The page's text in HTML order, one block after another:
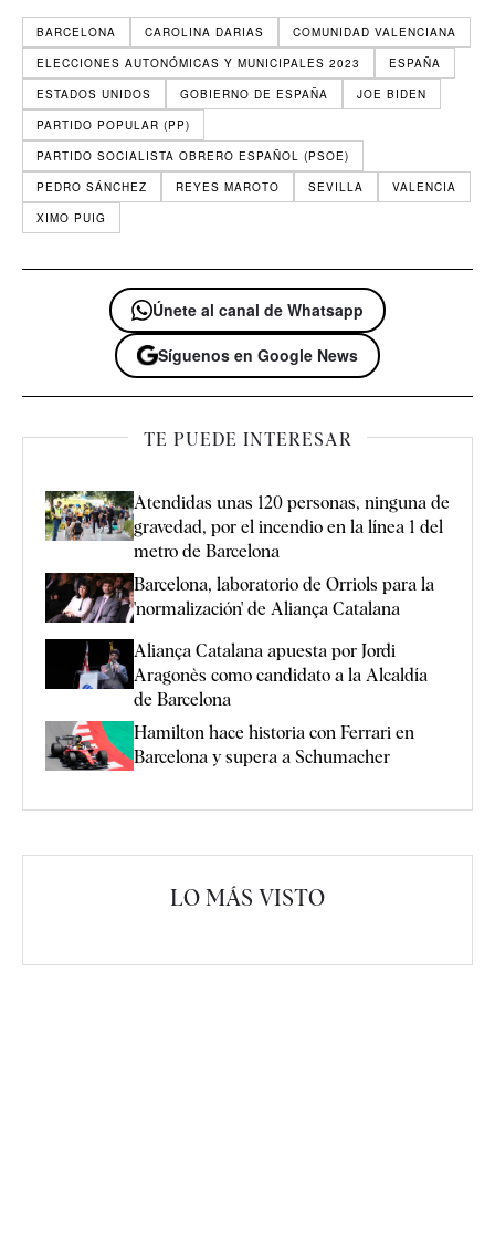
BARCELONA CAROLINA DARIAS
COMUNIDAD VALENCIANA
ELECCIONES AUTONÓMICAS Y MUNICIPALES 2023
ESPAÑA
ESTADOS UNIDOS
GOBIERNO DE ESPAÑA
JOE BIDEN
PARTIDO POPULAR (PP)
PARTIDO SOCIALISTA OBRERO ESPAÑOL (PSOE)
PEDRO SÁNCHEZ
REYES MAROTO SEVILLA
VALENCIA
XIMO PUIG
Únete al canal de Whatsapp
Síguenos en Google News
TE PUEDE INTERESAR
Atendidas unas 120 personas, ninguna de
gravedad, por el incendio en la línea 1 del
metro de Barcelona
Barcelona, laboratorio de Orriols para la
'normalización' de Aliança Catalana
Aliança Catalana apuesta por Jordi
Aragonès como candidato a la Alcaldía
de Barcelona
Hamilton hace historia con Ferrari en
Barcelona y supera a Schumacher
LO MÁS VISTO